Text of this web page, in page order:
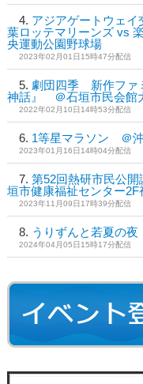
アジアゲートウェ
葉ロッテマリーンズ vs
央運動公園野球場
2023年02月01日15時47分配信
劇団四季 新作ファ
神話』 ＠石垣市民会館
2022年02月10日14時53分配信
1等星マラソン ＠
2023年01月16日14時04分配信
第52回熱研市民公
垣市健康福祉センター2F
2023年11月09日17時39分配信
うりずんと若夏の
2024年04月05日15時17分配信